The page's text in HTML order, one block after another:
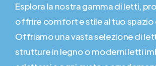
Esplora la nostra gamma di letti,
offrire comfort e stile al tuo spazio
Offriamo una vasta selezione di
strutture in legno o moderni letti